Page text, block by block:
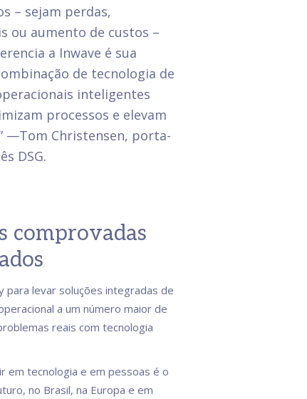
– sejam perdas,
ou aumento de custos –
a Inwave é sua
de tecnologia de
inteligentes
processos e elevam
—Tom Christensen, porta-
DSG.
comprovadas
para levar soluções integradas de
a um número maior de
reais com tecnologia
em tecnologia e em pessoas é o
no Brasil, na Europa e em